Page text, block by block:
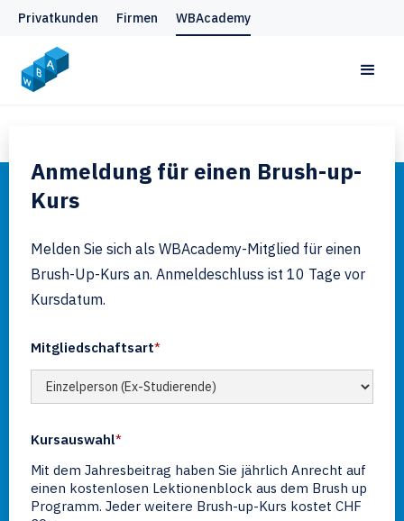
Privatkunden Firmen WBAcademy
Anmeldung für einen Brush-up-
Kurs
Melden Sie sich als WBAcademy-Mitglied für einen
Brush-Up-Kurs an. Anmeldeschluss ist 10 Tage vor
Kursdatum.
Mitgliedschaftsart*
Kursauswahl*
Mit dem Jahresbeitrag haben Sie jährlich Anrecht auf
einen kostenlosen Lektionenblock aus dem Brush up
Programm. Jeder weitere Brush-up-Kurs kostet CHF